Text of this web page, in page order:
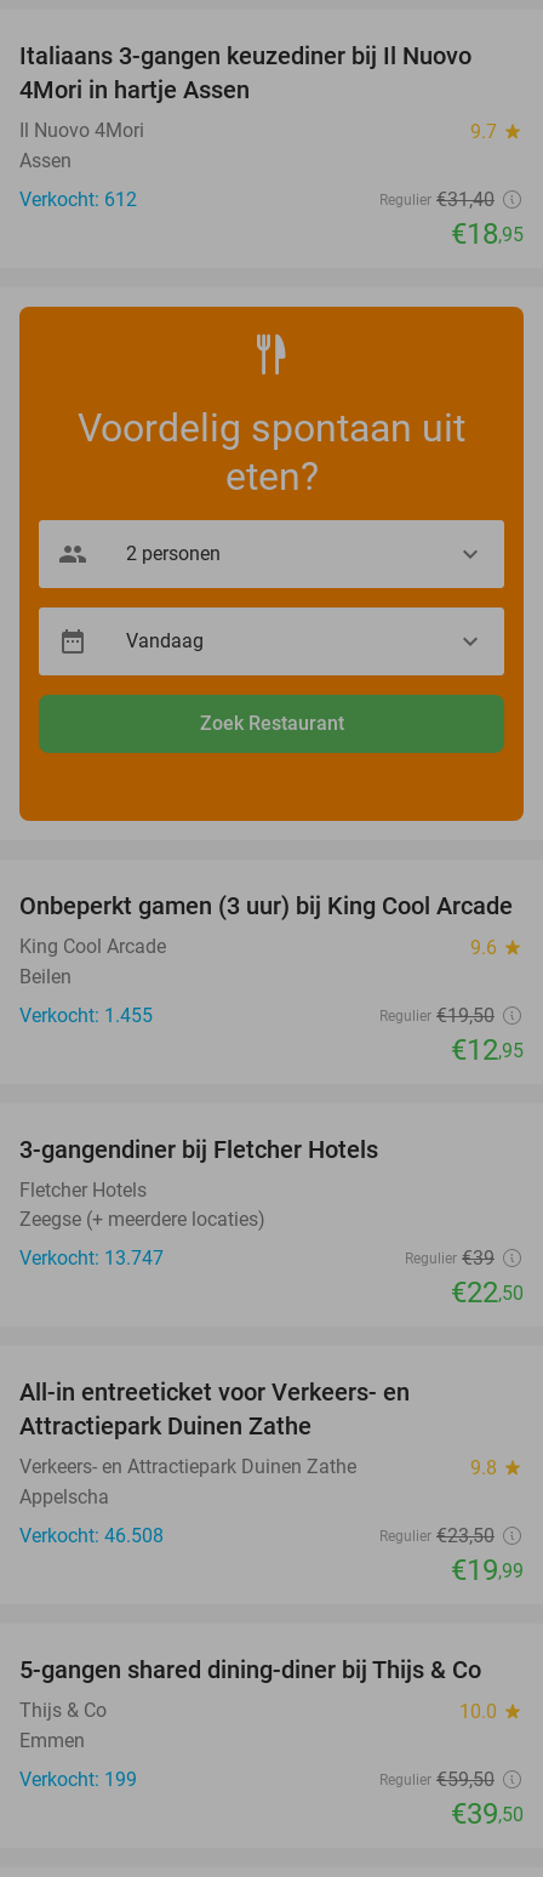
40%
Italiaans 3-gangen keuzediner bij Il Nuovo
4Mori in hartje Assen
Il Nuovo 4Mori 9.7 star
Assen
Verkocht: 612
Regulier €31,40
€18,95
Voordelig spontaan uit
eten?
Zoek Restaurant
34%
Onbeperkt gamen (3 uur) bij King Cool Arcade
King Cool Arcade 9.6 star
Beilen
Verkocht: 1.455
Regulier €19,50
€12,95
3-gangendiner bij Fletcher Hotels
Fletcher Hotels
Zeegse (+ meerdere locaties)
Verkocht: 13.747
Regulier €39
€22,50
All-in entreeticket voor Verkeers- en
Attractiepark Duinen Zathe
Verkeers- en Attractiepark Duinen Zathe 9.8 star
Appelscha
Verkocht: 46.508
Regulier €23,50
€19,99
34%
5-gangen shared dining-diner bij Thijs & Co
Thijs & Co 10.0 star
Emmen
Verkocht: 199
Regulier €59,50
€39,50